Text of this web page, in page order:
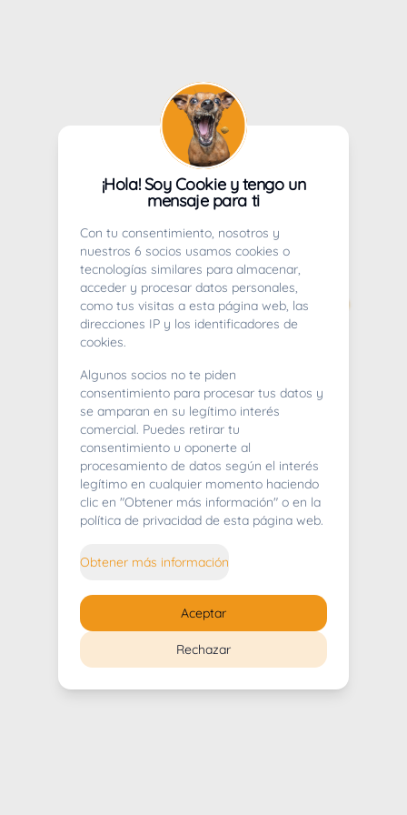
404
Whoops! Lo sentimos mucho.
¡Hola! Soy Cookie y tengo un
mensaje para ti
Con tu consentimiento, nosotros y
nuestros 6 socios usamos cookies o
tecnologías similares para almacenar,
acceder y procesar datos personales,
como tus visitas a esta página web, las
direcciones IP y los identificadores de
cookies.
Algunos socios no te piden
consentimiento para procesar tus datos y
se amparan en su legítimo interés
comercial. Puedes retirar tu
consentimiento u oponerte al
procesamiento de datos según el interés
legítimo en cualquier momento haciendo
clic en "Obtener más información" o en la
política de privacidad de esta página web.
Obtener más información
Rechazar
Aceptar